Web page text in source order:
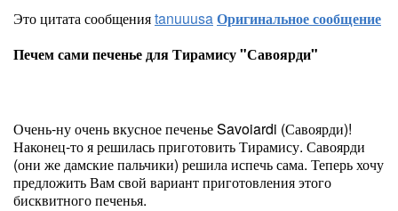
Это цитата сообщенияtanuuusaОригинальное сообщение
Печем сами печенье для Тирамису "Савоярди"
Очень-ну очень вкусное печенье Savoiardi (Савоярди)!
Наконец-то я решилась приготовить Тирамису. Савоярди
(они же дамские пальчики) решила испечь сама. Теперь хочу
предложить Вам свой вариант приготовления этого
бисквитного печенья.